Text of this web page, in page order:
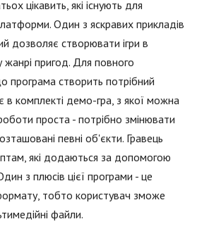
цікавить, які існують для
Один з яскравих прикладів
дозволяє створювати ігри в
жанрі пригод. Для повного
програма створить потрібний
в комплекті демо-гра, з якої можна
проста - потрібно змінювати
певні об'єкти. Гравець
які додаються за допомогою
з плюсів цієї програми - це
тобто користувач зможе
файли.